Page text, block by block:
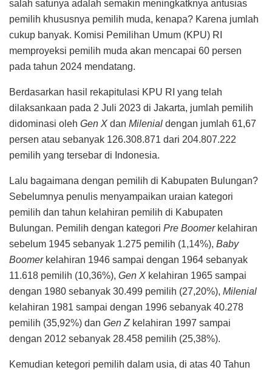
salah satunya adalah semakin meningkatknya antusias
pemilih khususnya pemilih muda, kenapa? Karena jumlah
cukup banyak. Komisi Pemilihan Umum (KPU) RI
memproyeksi pemilih muda akan mencapai 60 persen
pada tahun 2024 mendatang.
Berdasarkan hasil rekapitulasi KPU RI yang telah
dilaksankaan pada 2 Juli 2023 di Jakarta, jumlah pemilih
didominasi oleh Gen X dan Milenial dengan jumlah 61,67
persen atau sebanyak 126.308.871 dari 204.807.222
pemilih yang tersebar di Indonesia.
Lalu bagaimana dengan pemilih di Kabupaten Bulungan?
Sebelumnya penulis menyampaikan uraian kategori
pemilih dan tahun kelahiran pemilih di Kabupaten
Bulungan. Pemilih dengan kategori Pre Boomerkelahiran
sebelum 1945 sebanyak 1.275 pemilih (1,14%), Baby
Boomerkelahiran 1946 sampai dengan 1964 sebanyak
11.618 pemilih (10,36%), Gen X kelahiran 1965 sampai
dengan 1980 sebanyak 30.499 pemilih (27,20%), Milenial
kelahiran 1981 sampai dengan 1996 sebanyak 40.278
pemilih (35,92%) dan Gen Zkelahiran 1997 sampai
dengan 2012 sebanyak 28.458 pemilih (25,38%).
Kemudian ketegori pemilih dalam usia, di atas 40 Tahun